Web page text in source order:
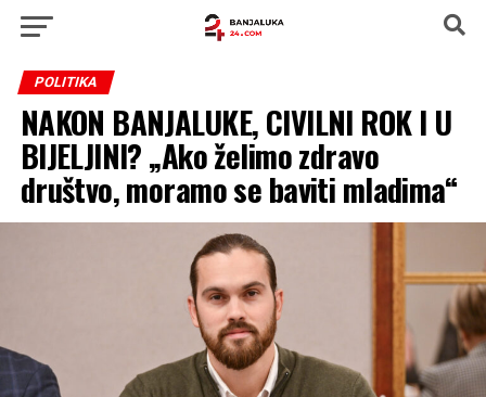
POLITIKA
NAKON BANJALUKE, CIVILNI ROK I U
BIJELJINI? „Ako želimo zdravo
društvo, moramo se baviti mladima“